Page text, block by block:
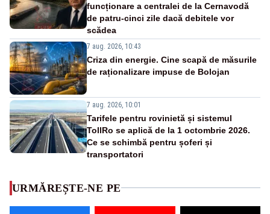
funcționare a centralei de la Cernavodă
de patru-cinci zile dacă debitele vor
scădea
7 aug. 2026, 10:43
Criza din energie. Cine scapă de măsurile
de raționalizare impuse de Bolojan
7 aug. 2026, 10:01
Tarifele pentru rovinietă și sistemul
TollRo se aplică de la 1 octombrie 2026.
Ce se schimbă pentru șoferi și
transportatori
URMĂREȘTE-NE PE